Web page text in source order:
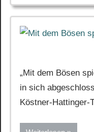
„Mit dem Bösen
in sich
Köstner-Hattinger-